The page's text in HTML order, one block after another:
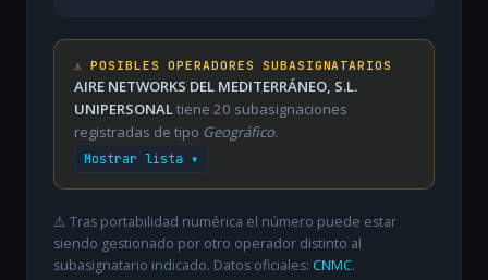
⚠️ POSIBLES OPERADORES SUBASIGNATARIOS
AIRE NETWORKS DEL MEDITERRÁNEO, S.L.
UNIPERSONALtiene 20 subasignaciones
registradas de tipo Geográfico.
Mostrar lista ▾
⚠️ Tras portabilidad numérica el número puede estar
siendo gestionado por otro operador distinto al
subasignatario indicado. Datos oficiales: CNMC.